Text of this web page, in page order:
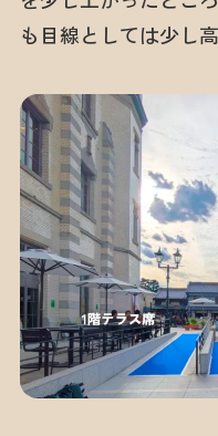
も目線としては少し